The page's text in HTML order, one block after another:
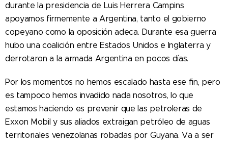
durante la presidencia de Luis Herrera Campins
apoyamos firmemente a Argentina, tanto el gobierno
copeyano como la oposición adeca. Durante esa guerra
hubo una coalición entre Estados Unidos e Inglaterra y
derrotaron a la armada Argentina en pocos días.
Por los momentos no hemos escalado hasta ese fin, pero
es tampoco hemos invadido nada nosotros, lo que
estamos haciendo es prevenir que las petroleras de
Exxon Mobil y sus aliados extraigan petróleo de aguas
territoriales venezolanas robadas por Guyana. Va a ser